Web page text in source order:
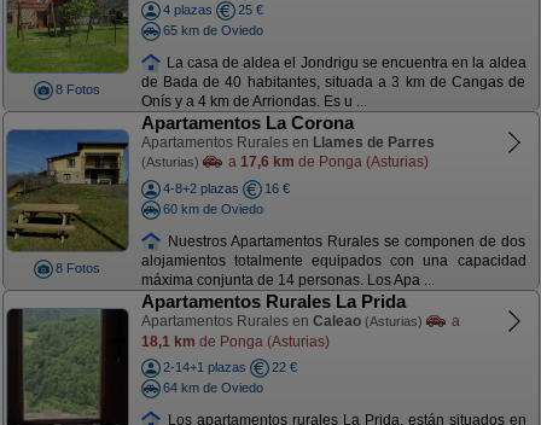
8 Fotos
4 plazas
25 €
65 km de Oviedo
La casa de aldea el Jondrigu se encuentra en la aldea
de Bada de 40 habitantes, situada a 3 km de Cangas de
Onís y a 4 km de Arriondas. Es u ...
8 Fotos
Apartamentos La Corona
Apartamentos Rurales en Llames de Parres
(Asturias) a 17,6 km de Ponga (Asturias)
4-8+2 plazas
16 €
60 km de Oviedo
Nuestros Apartamentos Rurales se componen de dos
alojamientos totalmente equipados con una capacidad
máxima conjunta de 14 personas. Los Apa ...
Apartamentos Rurales La Prida
Apartamentos Rurales en Caleao (Asturias)
a
18,1 km de Ponga (Asturias)
2-14+1 plazas
22 €
64 km de Oviedo
Los apartamentos rurales La Prida, están situados en